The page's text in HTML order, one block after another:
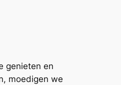
genieten en
moedigen we